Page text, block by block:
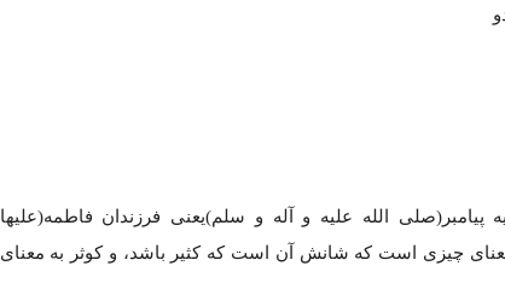
پیامبر(صلی الله علیه و آله و سلم)یعنی فرزندان فاطمه(علیها
معنای چیزی است که شانش آن است که کثیر باشد، و کوثر به معنای